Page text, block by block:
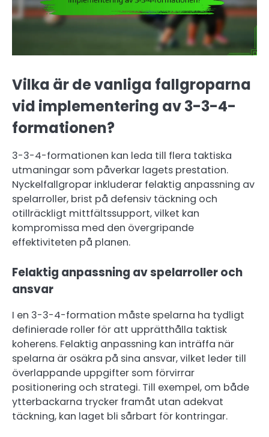
Vilka är de vanliga fallgroparna
vid implementering av 3-3-4-
formationen?
3-3-4-formationen kan leda till flera taktiska
utmaningar som påverkar lagets prestation.
Nyckelfallgropar inkluderar felaktig anpassning av
spelarroller, brist på defensiv täckning och
otillräckligt mittfältssupport, vilket kan
kompromissa med den övergripande
effektiviteten på planen.
Felaktig anpassning av spelarroller och
ansvar
I en 3-3-4-formation måste spelarna ha tydligt
definierade roller för att upprätthålla taktisk
koherens. Felaktig anpassning kan inträffa när
spelarna är osäkra på sina ansvar, vilket leder till
överlappande uppgifter som förvirrar
positionering och strategi. Till exempel, om både
ytterbackarna trycker framåt utan adekvat
täckning, kan laget bli sårbart för kontringar.